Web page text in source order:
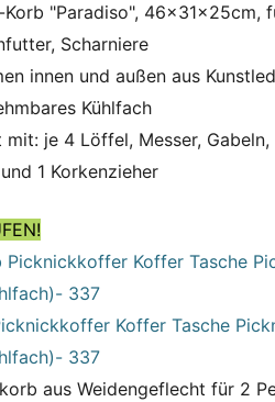
Korb "Paradiso", 46x31x25cm,
Scharniere
innen und außen aus
Kühlfach
mit: je 4 Löffel, Messer,
1 Korkenzieher
Koffer Tasche
337
aus Weidengeflecht für 2